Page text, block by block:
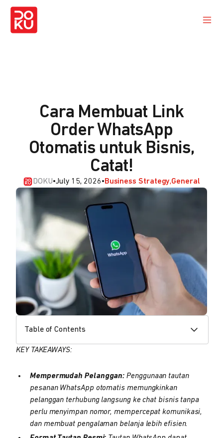
Cara Membuat Link
Order WhatsApp
Otomatis untuk Bisnis,
Catat!
DOKU•July 15, 2026•Business Strategy General
Table of Contents
KEY TAKEAWAYS:
Mempermudah Pelanggan: Penggunaan tautan
pesanan WhatsApp otomatis memungkinkan
pelanggan terhubung langsung ke chat bisnis tanpa
perlu menyimpan nomor, mempercepat komunikasi,
dan membuat pengalaman belanja lebih efisien.